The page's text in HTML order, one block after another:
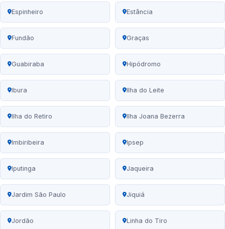
Espinheiro Estância
Fundão Graças
Guabiraba Hipódromo
Ibura Ilha do Leite
Ilha do Retiro Ilha Joana Bezerra
Imbiribeira Ipsep
Iputinga Jaqueira
Jardim São Paulo Jiquiá
Jordão Linha do Tiro